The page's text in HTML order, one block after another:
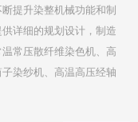
提升染整机械功能和制
详细的规划设计，制造
常压散纤维染色机、高
染纱机、高温高压经轴